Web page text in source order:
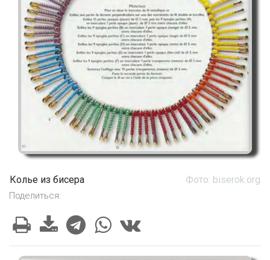
Колье из бисера Фото: biserok.org
Поделиться: